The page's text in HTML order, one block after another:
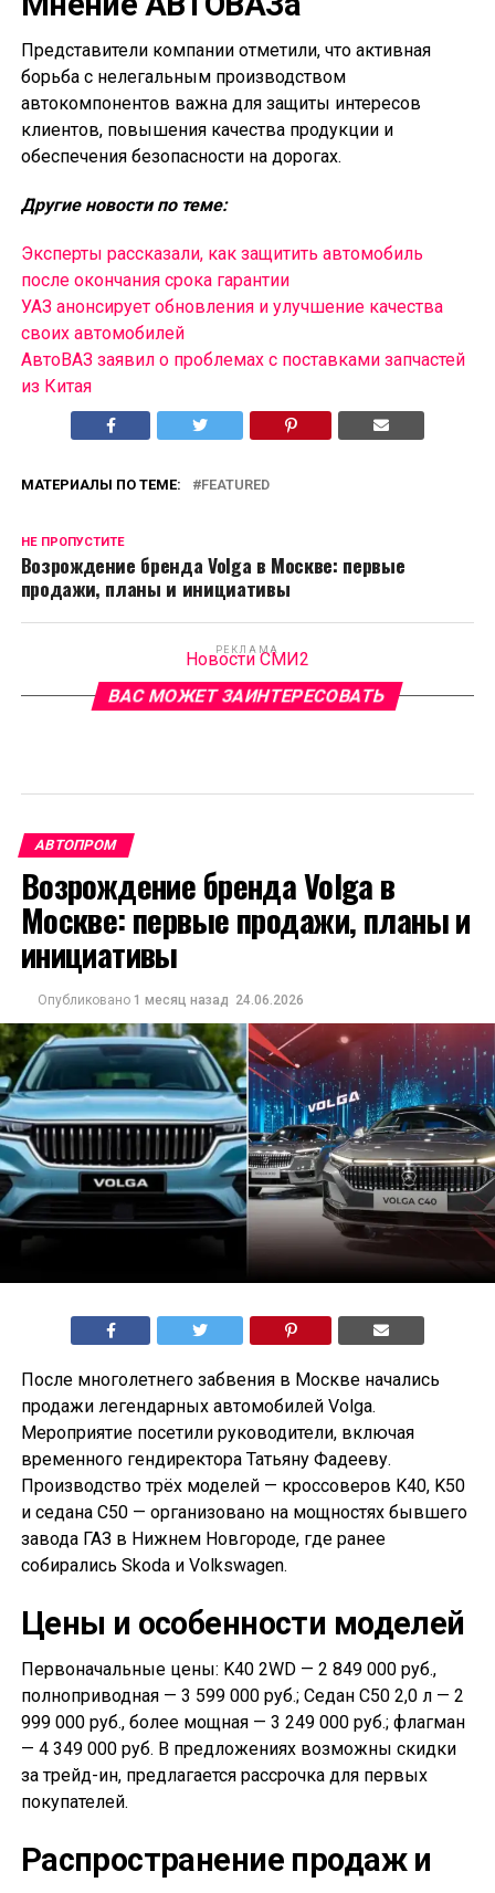
Представители компании отметили, что активная
борьба с нелегальным производством
автокомпонентов важна для защиты интересов
клиентов, повышения качества продукции и
обеспечения безопасности на дорогах.
Другие новости по теме:
Эксперты рассказали, как защитить автомобиль
после окончания срока гарантии
УАЗ анонсирует обновления и улучшение качества
своих автомобилей
АвтоВАЗ заявил о проблемах с поставками запчастей
из Китая
МАТЕРИАЛЫ ПО ТЕМЕ: FEATURED
НЕ ПРОПУСТИТЕ
Возрождение бренда Volga в Москве: первые
продажи, планы и инициативы
РЕКЛАМА
Новости СМИ2
ВАС МОЖЕТ ЗАИНТЕРЕСОВАТЬ
АВТОПРОМ
Возрождение бренда Volga в
Москве: первые продажи, планы и
инициативы
Опубликовано 1 месяц назад 24.06.2026
После многолетнего забвения в Москве начались
продажи легендарных автомобилей Volga.
Мероприятие посетили руководители, включая
временного гендиректора Татьяну Фадееву.
Производство трёх моделей — кроссоверов K40, K50
и седана С50 — организовано на мощностях бывшего
завода ГАЗ в Нижнем Новгороде, где ранее
собирались Skoda и Volkswagen.
Цены и особенности моделей
Первоначальные цены: K40 2WD — 2 849 000 руб.,
полноприводная — 3 599 000 руб.; Седан С50 2,0 л — 2
999 000 руб., более мощная — 3 249 000 руб.; флагман
— 4 349 000 руб. В предложениях возможны скидки
за трейд-ин, предлагается рассрочка для первых
покупателей.
Распространение продаж и